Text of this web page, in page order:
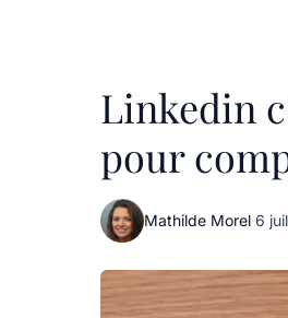
Linkedin
pour
Mathilde Morel·6